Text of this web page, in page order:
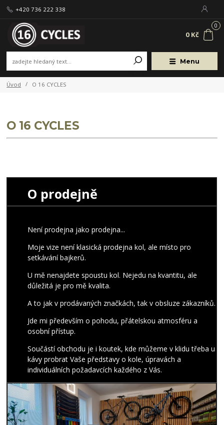
Menu
+420 736 222 338
0
0 Kč
Úvod O 16 CYCLES
O 16 CYCLES
O prodejně
Není prodejna jako prodejna...
Moje vize není klasická prodejna kol, ale místo pro
setkávání bajkerů.
U mě nenajdete spoustu kol. Nejedu na kvantitu, ale
důležitá je pro mě kvalita.
A to jak v prodávaných značkách, tak v obsluze zákazníků.
Jde mi především o pohodu, přátelskou atmosféru a
osobní přístup.
Součástí obchodu je i koutek, kde můžeme v klidu třeba u
kávy probrat Vaše představy o kole, úpravách a
individuálních požadavcích každého z Vás.